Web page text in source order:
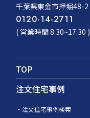
千葉県東金市押堀48-2
0120-14-2711
( 営業時間 8:30~17:30 )
TOP
注文住宅事例
注文住宅事例検索